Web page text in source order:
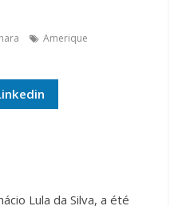
Amerique
Lula da Silva, a été